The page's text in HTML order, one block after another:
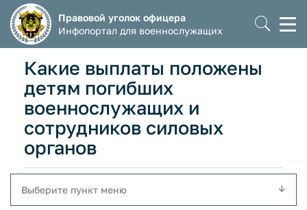
Правовой уголок офицера
Инфопортал для военнослужащих
Какие выплаты положены
детям погибших
военнослужащих и
сотрудников силовых
органов
Выберите пункт меню